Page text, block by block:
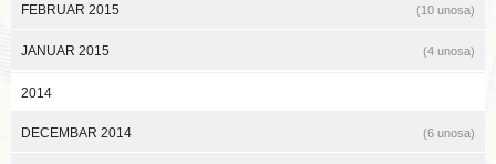
FEBRUAR 2015 (10 unosa)
JANUAR 2015 (4 unosa)
2014
DECEMBAR 2014 (6 unosa)